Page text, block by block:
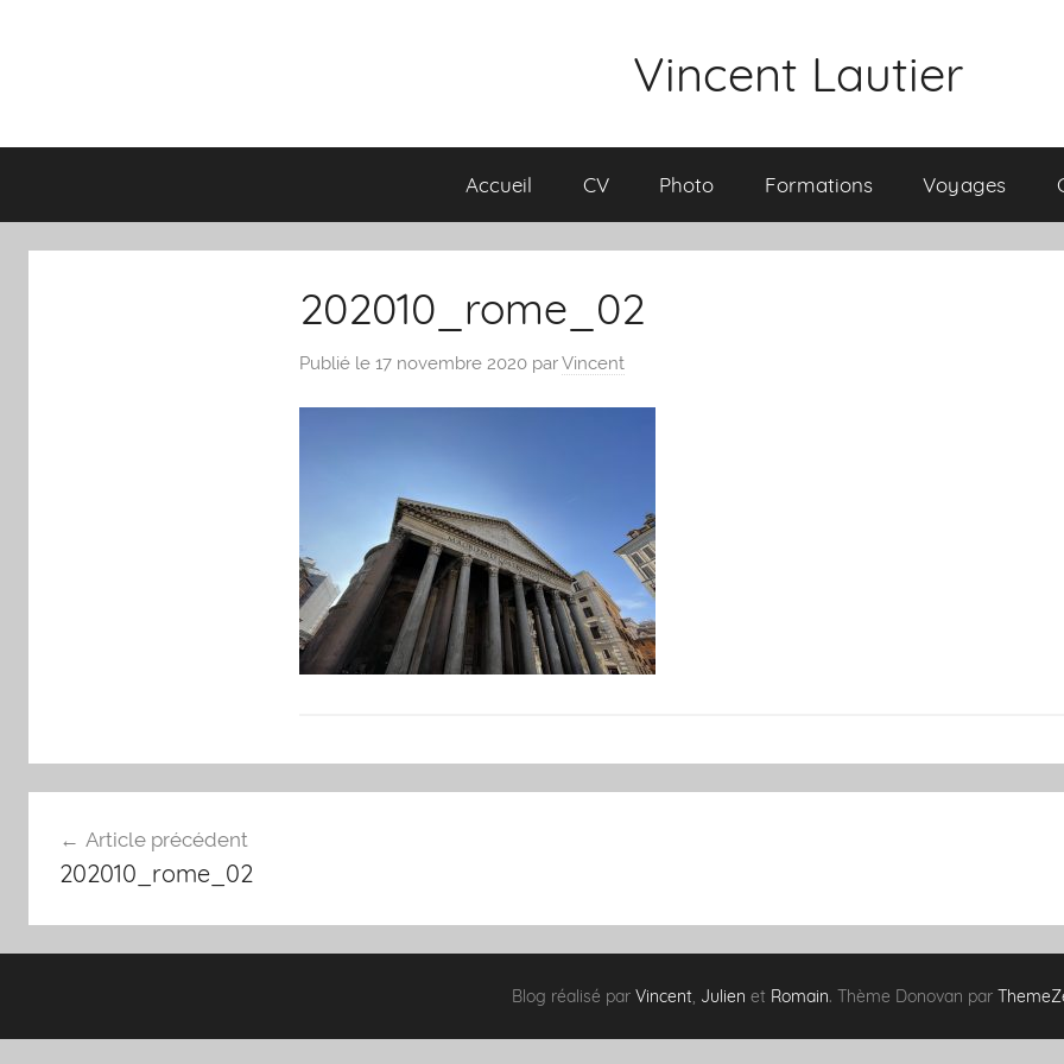
Vincent Lautier
Accueil CV Photo Formations Voyages
202010_rome_02
Publié le 17 novembre 2020 parVincent
de
l’article
Article précédent
202010_rome_02
Blog réalisé par Vincent, Julien et Romain. Thème Donovan par